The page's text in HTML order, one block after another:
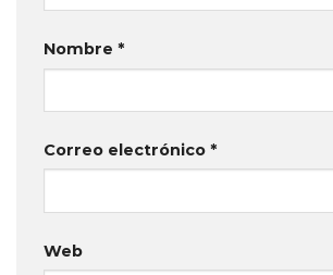
Nombre *
Correo electrónico *
Web